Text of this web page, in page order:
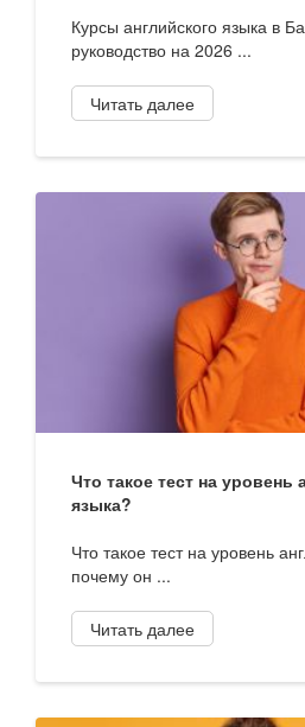
Курсы английского языка в
руководство на 2026 ...
Читать далее
Что такое тест на уровень
языка?
Что такое тест на уровень
почему он ...
Читать далее